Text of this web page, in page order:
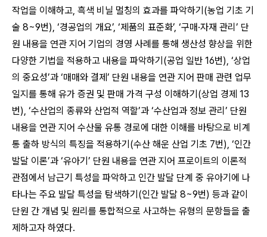
작업을 이해하고, 흑색 비닐 멀칭의 효과를 파악하기(농업 기초 기
술 8~9번), ‘경공업의 개요’, ‘제품의 표준화’, ‘구매·자재 관리’ 단
원 내용을 연관 지어 기업의 경영 사례를 통해 생산성 향상을 위한
다양한 기법을 적용하고 내용을 파악하기(공업 일반 16번), ‘상업
의 중요성’과 ‘매매와 결제’ 단원 내용을 연관 지어 판매 관련 업무
일지를 통해 유가 증권 및 판매 가격 구성 이해하기(상업 경제 13
번), ‘수산업의 종류와 산업적 역할’과 ‘수산업과 정보 관리’ 단원
내용을 연관 지어 수산물 유통 경로에 대한 이해를 바탕으로 비계
통 출하 방식의 특징을 적용하기(수산 해운 산업 기초 7번), ‘인간
발달 이론’과 ‘유아기’ 단원 내용을 연관 지어 프로이트의 이론적
관점에서 남근기 특성을 파악하고 인간 발달 단계 중 유아기에 나
타나는 주요 발달 특성을 탐색하기(인간 발달 8~9번) 등과 같이
단원 간 개념 및 원리를 통합적으로 사고하는 유형의 문항들을 출
제하고자 하였다.